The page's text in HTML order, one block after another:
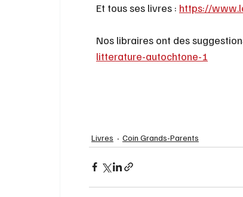
Et tous ses livres : https://
Nos libraires ont des
litterature-autochtone-1
Livres Coin Grands-Parents